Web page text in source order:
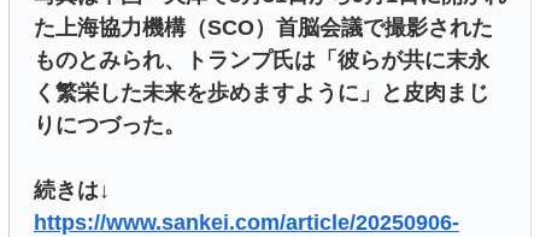
た上海協力機構（SCO）首脳会議で撮影された
ものとみられ、トランプ氏は「彼らが共に末永
く繁栄した未来を歩めますように」と皮肉まじ
りにつづった。
続きは↓
https://www.sankei.com/article/20250906-